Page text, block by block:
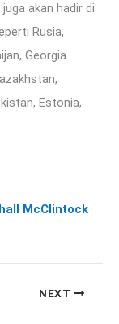
akan hadir di
Rusia,
Georgia
Estonia,
McClintock
NEXT